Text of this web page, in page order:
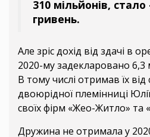
310 мільйонів,
гривень.
Але зріс дохід від здачі в
2020-му задекларовано 6,3
В тому числі отримав їх від
двоюрідної племінниці
своїх фірм «Жео-Житло»
Дружина не отримала у